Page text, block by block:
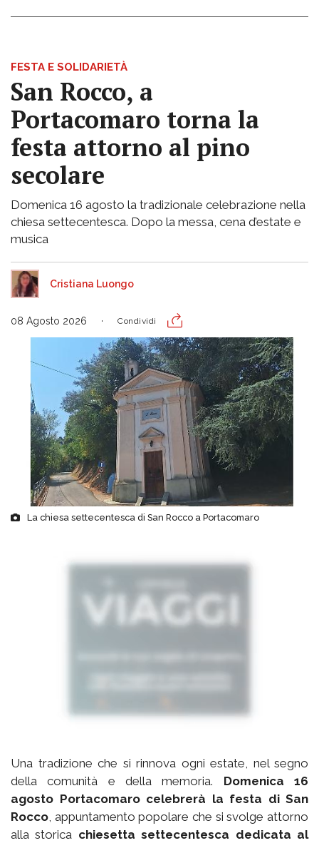
FESTA E SOLIDARIETÀ
San Rocco, a
Portacomaro torna la
festa attorno al pino
secolare
Domenica 16 agosto la tradizionale celebrazione nella
chiesa settecentesca. Dopo la messa, cena d’estate e
musica
Cristiana Luongo
08 Agosto 2026 Condividi
La chiesa settecentesca di San Rocco a Portacomaro
Una tradizione che si rinnova ogni estate, nel segno
della comunità e della memoria. Domenica 16
agosto Portacomaro celebrerà la festa di San
Rocco, appuntamento popolare che si svolge attorno
alla storica chiesetta settecentesca dedicata al